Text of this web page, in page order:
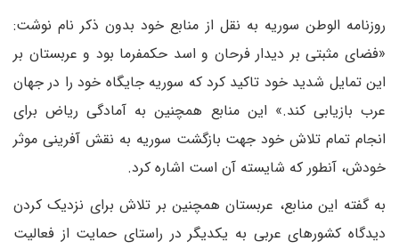
روزنامه الوطن سوریه به نقل از منابع خود بدون ذکر نام نوشت:
«فضای مثبتی بر دیدار فرحان و اسد حکمفرما بود و عربستان بر
این تمایل شدید خود تاکید کرد که سوریه جایگاه خود را در جهان
عرب بازیابی کند.» این منابع همچنین به آمادگی ریاض برای
انجام تمام تلاش خود جهت بازگشت سوریه به نقش آفرینی موثر
خودش، آنطور که شایسته آن است اشاره کرد.
به گفته این منابع، عربستان همچنین بر تلاش برای نزدیک کردن
دیدگاه کشورهای عربی به یکدیگر در راستای حمایت از فعالیت